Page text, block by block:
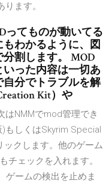
ます。
ってものが動いてる
わかるように、図
割します。 MOD
った内容は一切あ
分でトラブルを解
Kit）や
はNMMでmod管理でき
もしくはSkyrim Special
ックします。他のゲーム
チェックを入れます。
ゲームの検出を止めま